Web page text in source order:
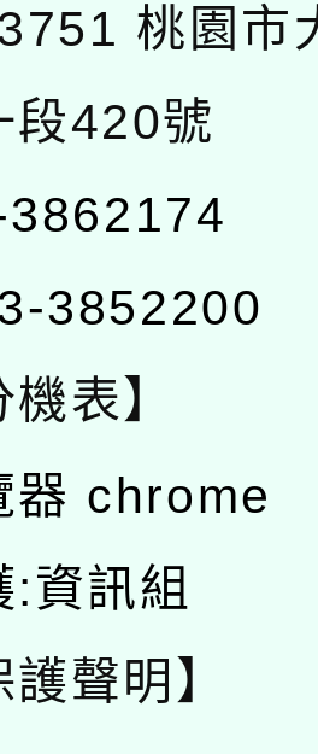
桃園市
段420號
3852200
機表】
器 chrome
資訊組
護聲明】